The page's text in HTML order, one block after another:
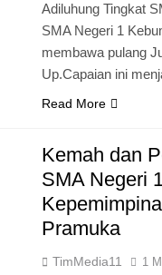
Adiluhung Tingkat
SMA Negeri 1
membawa pulang
Up.Capaian ini
Read More
Kemah dan
SMA Negeri
Pramuka
TimMedia11 1